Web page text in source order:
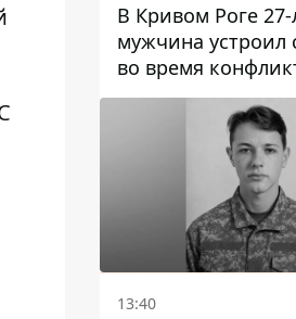
В Кривом Роге
мужчина устроил
во время
раненый
13:40